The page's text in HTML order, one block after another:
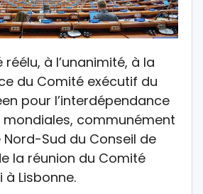
réélu, à l’unanimité, à la
du Comité exécutif du
pour l’interdépendance
communément
Sud du Conseil de
la réunion du Comité
à Lisbonne.